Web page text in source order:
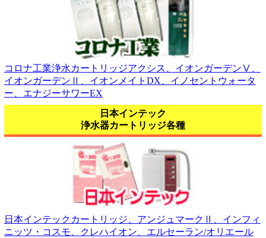
コロナ工業浄水カートリッジアクシス、イオンガーデンⅤ、
イオンガーデンⅡ、イオンメイトDX、イノセントウォータ
ー、エナジーサワーEX
日本インテック
浄水器カートリッジ各種
日本インテックカートリッジ、アンジュマークⅡ、インフィ
ニッツ・コスモ、クレハイオン、エルセーラン/オリエール